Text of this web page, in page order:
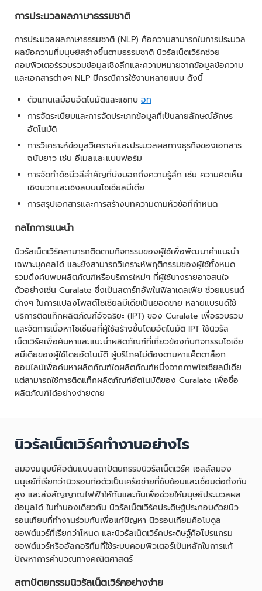
การประมวลผลภาษาธรรมชาติ
การประมวลผลภาษาธรรมชาติ (NLP) คือความสามารถในการประมวล
ผลข้อความที่มนุษย์สร้างขึ้นตามธรรมชาติ นิวรัลเน็ตเวิร์คช่วย
คอมพิวเตอร์รวบรวมข้อมูลเชิงลึกและความหมายจากข้อมูลข้อความ
และเอกสารต่างๆ NLP มีกรณีการใช้งานหลายแบบ ดังนี้
ตัวแทนเสมือนอัตโนมัติและแชทบ อท
การจัดระเบียบและการจัดประเภทข้อมูลที่เป็นลายลักษณ์อักษร
อัตโนมัติ
การวิเคราะห์ข้อมูลวิเคราะห์และประมวลผลทางธุรกิจของเอกสาร
ฉบับยาว เช่น อีเมลและแบบฟอร์ม
การจัดทำดัชนีวลีสำคัญที่บ่งบอกถึงความรู้สึก เช่น ความคิดเห็น
เชิงบวกและเชิงลบบนโซเชียลมีเดีย
การสรุปเอกสารและการสร้างบทความตามหัวข้อที่กำหนด
กลไกการแนะนำ
นิวรัลเน็ตเวิร์คสามารถติดตามกิจกรรมของผู้ใช้เพื่อพัฒนาคำแนะนำ
เฉพาะบุคคลได้ และยังสามารถวิเคราะห์พฤติกรรมของผู้ใช้ทั้งหมด
รวมถึงค้นพบผลิตภัณฑ์หรือบริการใหม่ๆ ที่ผู้ใช้บางรายอาจสนใจ
ตัวอย่างเช่น Curalate ซึ่งเป็นสตาร์ทอัพในฟิลาเดลเฟีย ช่วยแบรนด์
ต่างๆ ในการแปลงโพสต์โซเชียลมีเดียเป็นยอดขาย หลายแบรนด์ใช้
บริการติดแท็กผลิตภัณฑ์อัจฉริยะ (IPT) ของ Curalate เพื่อรวบรวม
และจัดการเนื้อหาโซเชียลที่ผู้ใช้สร้างขึ้นโดยอัตโนมัติ IPT ใช้นิวรัล
เน็ตเวิร์คเพื่อค้นหาและแนะนำผลิตภัณฑ์ที่เกี่ยวข้องกับกิจกรรมโซเชีย
ลมีเดียของผู้ใช้โดยอัตโนมัติ ผู้บริโภคไม่ต้องตามหาแค็ตตาล็อก
ออนไลน์เพื่อค้นหาผลิตภัณฑ์ใดผลิตภัณฑ์หนึ่งจากภาพโซเชียลมีเดีย
แต่สามารถใช้การติดแท็กผลิตภัณฑ์อัตโนมัติของ Curalate เพื่อซื้อ
ผลิตภัณฑ์ได้อย่างง่ายดาย
นิวรัลเน็ตเวิร์คทำงานอย่างไร
สมองมนุษย์คือต้นแบบสถาปัตยกรรมนิวรัลเน็ตเวิร์ค เซลล์สมอง
มนุษย์ที่เรียกว่านิวรอนก่อตัวเป็นเครือข่ายที่ซับซ้อนและเชื่อมต่อถึงกัน
สูง และส่งสัญญาณไฟฟ้าให้กันและกันเพื่อช่วยให้มนุษย์ประมวลผล
ข้อมูลได้ ในทำนองเดียวกัน นิวรัลเน็ตเวิร์คประดิษฐ์ประกอบด้วยนิว
รอนเทียมที่ทำงานร่วมกันเพื่อแก้ปัญหา นิวรอนเทียมคือโมดูล
ซอฟต์แวร์ที่เรียกว่าโหนด และนิวรัลเน็ตเวิร์คประดิษฐ์คือโปรแกรม
ซอฟต์แวร์หรืออัลกอริทึมที่ใช้ระบบคอมพิวเตอร์เป็นหลักในการแก้
ปัญหาการคำนวณทางคณิตศาสตร์
สถาปัตยกรรมนิวรัลเน็ตเวิร์คอย่างง่าย